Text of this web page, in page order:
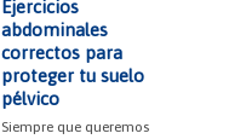
Ejercicios
abdominales
correctos para
proteger tu suelo
pélvico
Siempre que queremos